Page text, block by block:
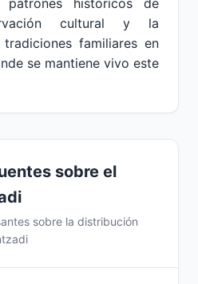
históricos de
cultural y la
familiares en
se mantiene vivo este
sobre el
sobre la distribución